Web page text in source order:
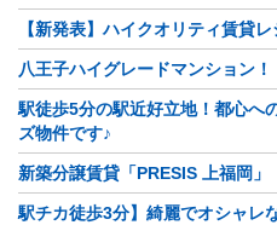
【新発表】ハイクオリティ賃貸
八王子ハイグレードマンション！
駅徒歩5分の駅近好立地！都心へ
ズ物件です♪
新築分譲賃貸「PRESIS 上福岡」
駅チカ徒歩3分】綺麗でオシャレ